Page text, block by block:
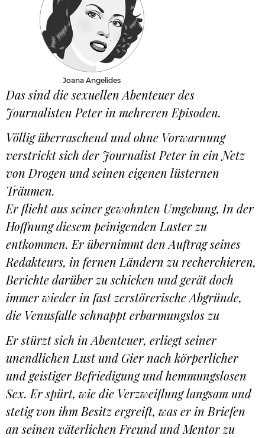
Joana Angelides
Das sind die sexuellen Abenteuer des
Journalisten Peter in mehreren Episoden.
Völlig überraschend und ohne Vorwarnung
verstrickt sich der Journalist Peter in ein Netz
von Drogen und seinen eigenen lüsternen
Träumen.
Er flieht aus seiner gewohnten Umgebung, In der
Hoffnung diesem peinigenden Laster zu
entkommen. Er übernimmt den Auftrag seines
Redakteurs, in fernen Ländern zu recherchieren,
Berichte darüber zu schicken und gerät doch
immer wieder in fast zerstörerische Abgründe,
die Venusfalle schnappt erbarmungslos zu
Er stürzt sich in Abenteuer, erliegt seiner
unendlichen Lust und Gier nach körperlicher
und geistiger Befriedigung und hemmungslosen
Sex. Er spürt, wie die Verzweiflung langsam und
stetig von ihm Besitz ergreift, was er in Briefen
an seinen väterlichen Freund und Mentor zu